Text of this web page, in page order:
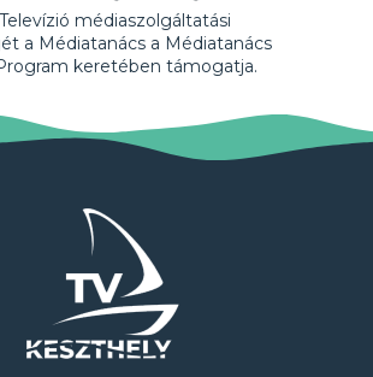
médiaszolgáltatási
a Médiatanács a Médiatanács
keretében támogatja.